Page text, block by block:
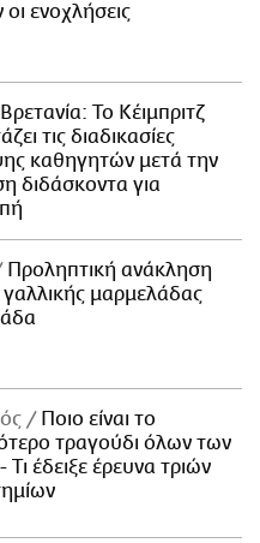
οι ενοχλήσεις
Το Κέιμπριτζ
τις διαδικασίες
καθηγητών μετά την
διδάσκοντα για
Προληπτική ανάκληση
μαρμελάδας
Ποιο είναι το
τραγούδι όλων των
έδειξε έρευνα τριών